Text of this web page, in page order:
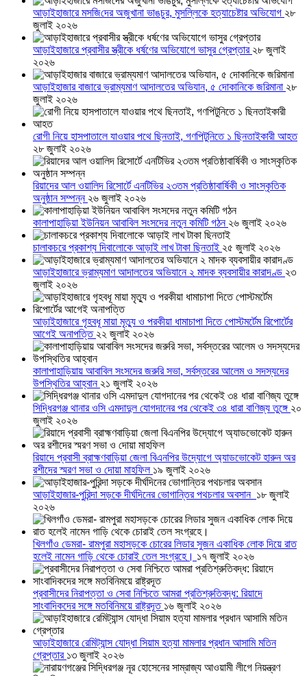
আড়াইহাজারে মস‌জি‌দের অজুখানা ভাঙচুর, মুসল্লিকে হত্যাচেষ্টার অভিযোগ ২৮
জুলাই ২০২৬
আড়াইহাজারে প্রবাসীর স্ত্রীকে ধর্ষণের অভিযোগে ভাসুর গ্রেপ্তার ২৮ জুলাই
২০২৬
আড়াইহাজার বাজারে ভ্রাম্যমাণ আদালতের অভিযান, ৫ দোকানিকে জরিমানা ২৮
জুলাই ২০২৬
রোগী নিয়ে হাসপাতালে যাওয়ার পথে ছিনতাই, গণপিটুনিতে ১ ছিনতাইকারী আহত
২৮ জুলাই ২০২৬
রিয়াদের আল ওয়ালিদ রিসোর্টে এনটিভির ২৩তম প্রতিষ্ঠাবার্ষিকী ও সাংস্কৃতিক
অনুষ্ঠান সম্পন্ন ২৬ জুলাই ২০২৬
কালাপাহাড়িয়া ইউনিয়ন আবাবিল সংসদের নতুন কমিটি গঠন ২৬ জুলাই ২০২৬
চালাকচরে প্রকাশ্য দিবালোকে আড়াই লাখ টাকা ছিনতাই ২৫ জুলাই ২০২৬
আড়াইহাজারে ভ্রাম্যমাণ আদালতের অভিযানে ২ মাদক ব্যবসায়ীর কারাদণ্ড ২৩
জুলাই ২০২৬
আড়াইহাজারে গৃহবধূ মায়া মৃত্যু ও পরকীয়া ধামাচাপা দিতে পোস্টমর্টেম রিপোর্টের
আগেই অনাপত্তি ২২ জুলাই ২০২৬
কালাপাহাড়িয়ায় আবাবিল সংসদের জরুরি সভা, সর্বস্তরের আলেম ও সদস্যদের
উপস্থিতির আহ্বান ২১ জুলাই ২০২৬
সিদ্ধিরগঞ্জ থানার ওসি এমদাদুল যোগদানের পর থেকেই ৩৪ ধারা বাণিজ্য তুঙ্গে ২০
জুলাই ২০২৬
রিয়াদে প্রবাসী ব্রাহ্মণবাড়িয়া জেলা বিএনপির উদ্যোগে অ্যাডভোকেট হারুন অর
রশীদের স্মরণ সভা ও দোয়া মাহফিল ১৯ জুলাই ২০২৬
আড়াইহাজার-পুরিন্দা সড়কে দীর্ঘদিনের ভোগান্তির পথচলার অবসান ১৮ জুলাই
২০২৬
খিলগাঁও ডেমরা- রামপুরা মহাসড়কে চোরের লিডার সুজন একাধিক লোক দিয়ে রাত
হলেই নামেন গাড়ি থেকে চোরাই তেল সংগ্রহে। ১৭ জুলাই ২০২৬
প্রবাসীদের নিরাপত্তা ও সেবা নিশ্চিতে আমরা প্রতিশ্রুতিবদ্ধ: রিয়াদে
সাংবাদিকদের সঙ্গে মতবিনিময়ে রাষ্ট্রদূত ১৬ জুলাই ২০২৬
আড়াইহাজারে রেমিট্যান্স যোদ্ধা সিয়াম হত্যা মামলার প্রধান আসামি মতিন
গ্রেপ্তার ১৩ জুলাই ২০২৬